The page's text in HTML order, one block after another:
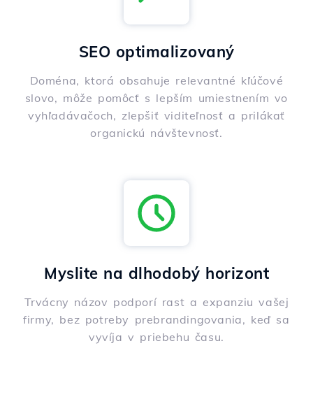
SEO optimalizovaný
Doména, ktorá obsahuje relevantné kľúčové
slovo, môže pomôcť s lepším umiestnením vo
vyhľadávačoch, zlepšiť viditeľnosť a prilákať
organickú návštevnosť.
Myslite na dlhodobý horizont
Trvácny názov podporí rast a expanziu vašej
firmy, bez potreby prebrandingovania, keď sa
vyvíja v priebehu času.